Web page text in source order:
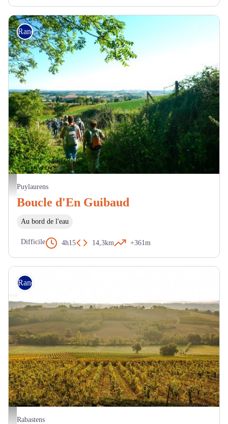
Sur le chemin - OTI Terres d'Autan - Montagne Noire
Randonnée
Puylaurens
Boucle d'En Guibaud
Au bord de l'eau
Difficile 4h15 14,3km +361m
Paysage de vignes - Pascale Walter CDT tarn
Randonnée
Rabastens